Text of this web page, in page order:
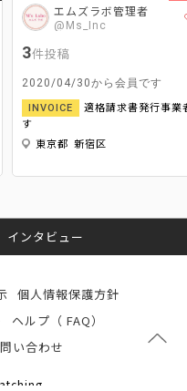
エムズラボ管理者
@Ms_Inc
3件投稿
2020/04/30から会員です
INVOICE
適格請求書発行事業
す
東京都 新宿区
インタビュー
個人情報保護方針
ヘルプ（ FAQ）
い合わせ